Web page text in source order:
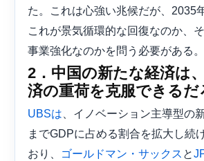
た。これは心強い兆候だが、2035
これが景気循環的な回復なのか、
事業強化なのかを問う必要がある。
2．中国の新たな経済は
済の重荷を克服できるだ
UBSは 、イノベーション主導型の
までGDPに占める割合を拡大し続
おり、
ゴールドマン・サックス と